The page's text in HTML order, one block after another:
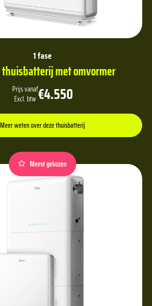
1 fase
thuisbatterij met omvormer
Prijs vanaf
Excl. btw€4.550
Meer weten over deze thuisbatterij
Meest gekozen